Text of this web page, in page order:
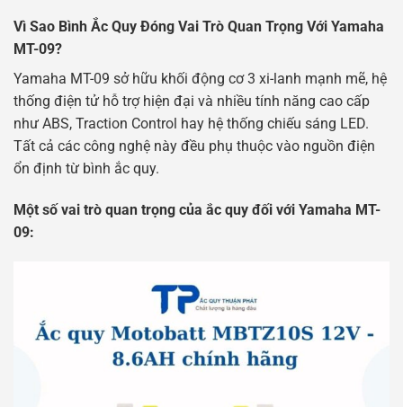
Vì Sao Bình Ắc Quy Đóng Vai Trò Quan Trọng Với Yamaha
MT-09?
Yamaha MT-09 sở hữu khối động cơ 3 xi-lanh mạnh mẽ, hệ
thống điện tử hỗ trợ hiện đại và nhiều tính năng cao cấp
như ABS, Traction Control hay hệ thống chiếu sáng LED.
Tất cả các công nghệ này đều phụ thuộc vào nguồn điện
ổn định từ bình ắc quy.
Một số vai trò quan trọng của ắc quy đối với Yamaha MT-
09: